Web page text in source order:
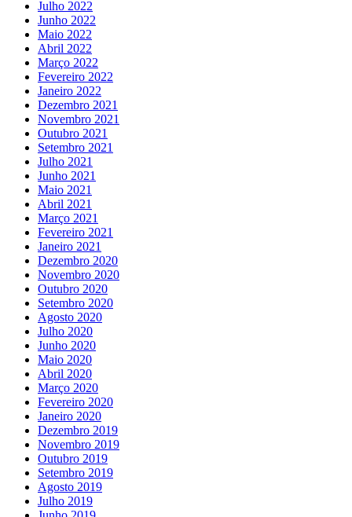
Julho 2022
Junho 2022
Maio 2022
Abril 2022
Março 2022
Fevereiro 2022
Janeiro 2022
Dezembro 2021
Novembro 2021
Outubro 2021
Setembro 2021
Julho 2021
Junho 2021
Maio 2021
Abril 2021
Março 2021
Fevereiro 2021
Janeiro 2021
Dezembro 2020
Novembro 2020
Outubro 2020
Setembro 2020
Agosto 2020
Julho 2020
Junho 2020
Maio 2020
Abril 2020
Março 2020
Fevereiro 2020
Janeiro 2020
Dezembro 2019
Novembro 2019
Outubro 2019
Setembro 2019
Agosto 2019
Julho 2019